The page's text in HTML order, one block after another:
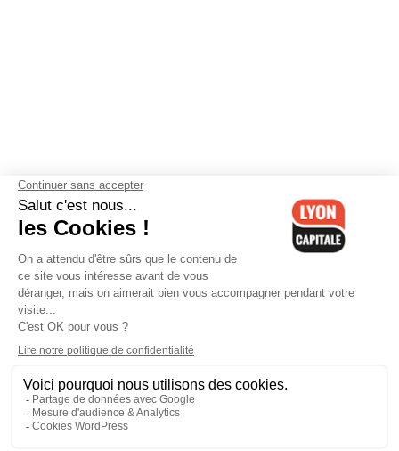
Contactez-nous-Mentions légales-CGV-Politique de
confidentialité-Gestion des cookies